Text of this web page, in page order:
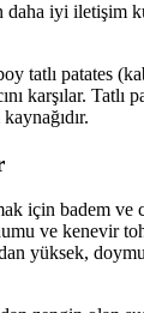
iyi iletişim
tatlı patates
karşılar. Tatlı
için badem
ve kenevir
yüksek,